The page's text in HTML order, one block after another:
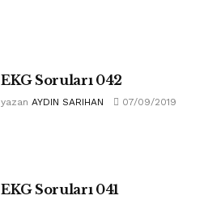
EKG Soruları 042
yazan AYDIN SARIHAN 07/09/2019
EKG Soruları 041